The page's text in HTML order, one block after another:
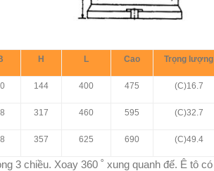
H L Cao Trọng lượng
144 400 475 (C)16.7
317 460 595 (C)32.7
357 625 690 (C)49.4
3 chiều. Xoay 360 ˚ xung quanh đế. Ê tô có